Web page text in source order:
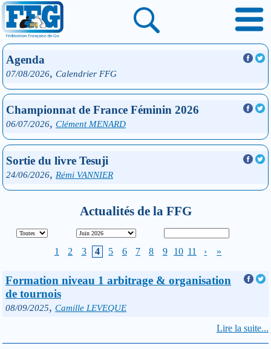
Agenda
07/08/2026, Calendrier FFG
Championnat de France Féminin 2026
06/07/2026, Clément MENARD
Sortie du livre Tesuji
24/06/2026, Rémi VANNIER
Actualités de la FFG
1 2 3 4 5 6 7 8 9 10 11 › »
Formation niveau 1 arbitrage & organisation
de tournois
08/09/2025, Camille LEVEQUE
Lire la suite...